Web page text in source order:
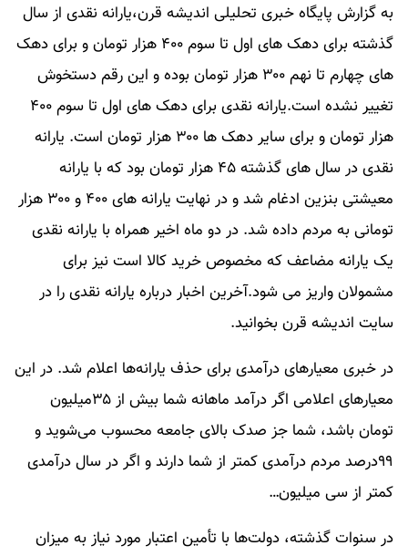
به گزارش پایگاه خبری تحلیلی اندیشه قرن،یارانه نقدی از سال
گذشته برای دهک های اول تا سوم ۴۰۰ هزار تومان و برای دهک
های چهارم تا نهم ۳۰۰ هزار تومان بوده و این رقم دستخوش
تغییر نشده است.یارانه نقدی برای دهک های اول تا سوم ۴۰۰
هزار تومان و برای سایر دهک ها ۳۰۰ هزار تومان است. یارانه
نقدی در سال های گذشته ۴۵ هزار تومان بود که با یارانه
معیشتی بنزین ادغام شد و در نهایت یارانه های ۴۰۰ و ۳۰۰ هزار
تومانی به مردم داده شد. در دو ماه اخیر همراه با یارانه نقدی
یک یارانه مضاعف که مخصوص خرید کالا است نیز برای
مشمولان واریز می شود.آخرین اخبار درباره یارانه نقدی را در
سایت اندیشه قرن بخوانید.
در خبری معیارهای درآمدی برای حذف یارانه‌ها اعلام شد. در این
معیارهای اعلامی اگر درآمد ماهانه شما بیش از ۳۵میلیون
تومان باشد، شما جز صدک بالای جامعه محسوب می‌شوید و
۹۹درصد مردم درآمدی کمتر از شما دارند و اگر در سال درآمدی
کمتر از سی میلیون…
​در سنوات گذشته، دولت‌ها با تأمین اعتبار مورد نیاز به میزان